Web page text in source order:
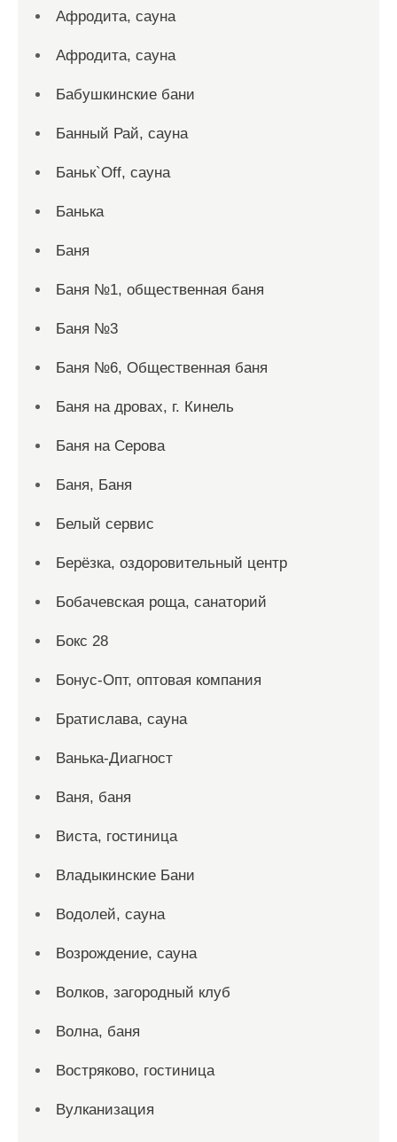
Афродита, сауна
Афродита, сауна
Бабушкинские бани
Банный Рай, сауна
Баньк`Off, сауна
Банька
Баня
Баня №1, общественная баня
Баня №3
Баня №6, Общественная баня
Баня на дровах, г. Кинель
Баня на Серова
Баня, Баня
Белый сервис
Берёзка, оздоровительный центр
Бобачевская роща, санаторий
Бокс 28
Бонус-Опт, оптовая компания
Братислава, сауна
Ванька-Диагност
Ваня, баня
Виста, гостиница
Владыкинские Бани
Водолей, сауна
Возрождение, сауна
Волков, загородный клуб
Волна, баня
Востряково, гостиница
Вулканизация